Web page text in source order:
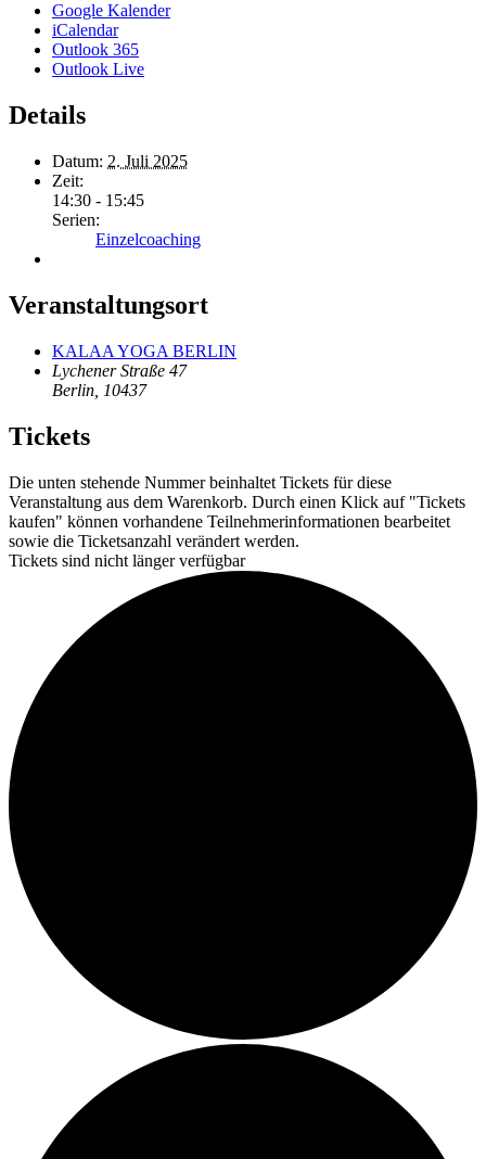
Google Kalender
iCalendar
Outlook 365
Outlook Live
Details
Datum: 2. Juli 2025
Zeit:
14:30 - 15:45
Serien:
Einzelcoaching
Veranstaltungsort
KALAA YOGA BERLIN
Lychener Straße 47
Berlin 10437
Tickets
Die unten stehende Nummer beinhaltet Tickets für diese
Veranstaltung aus dem Warenkorb. Durch einen Klick auf "Tickets
kaufen" können vorhandene Teilnehmerinformationen bearbeitet
sowie die Ticketsanzahl verändert werden.
Tickets sind nicht länger verfügbar